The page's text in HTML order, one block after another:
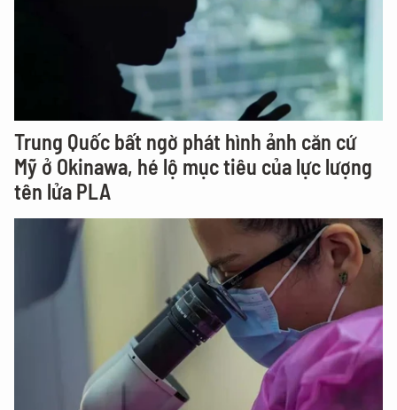
Trung Quốc bất ngờ phát hình ảnh căn cứ
Mỹ ở Okinawa, hé lộ mục tiêu của lực lượng
tên lửa PLA